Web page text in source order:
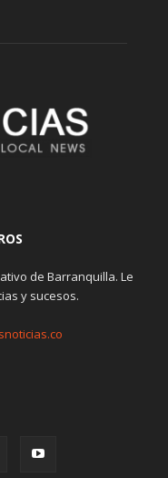
de Barranquilla. Le
y sucesos.